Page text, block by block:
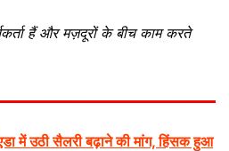
हैं और मज़दूरों के बीच काम करते
में उठी सैलरी बढ़ाने की मांग, हिंसक हुआ